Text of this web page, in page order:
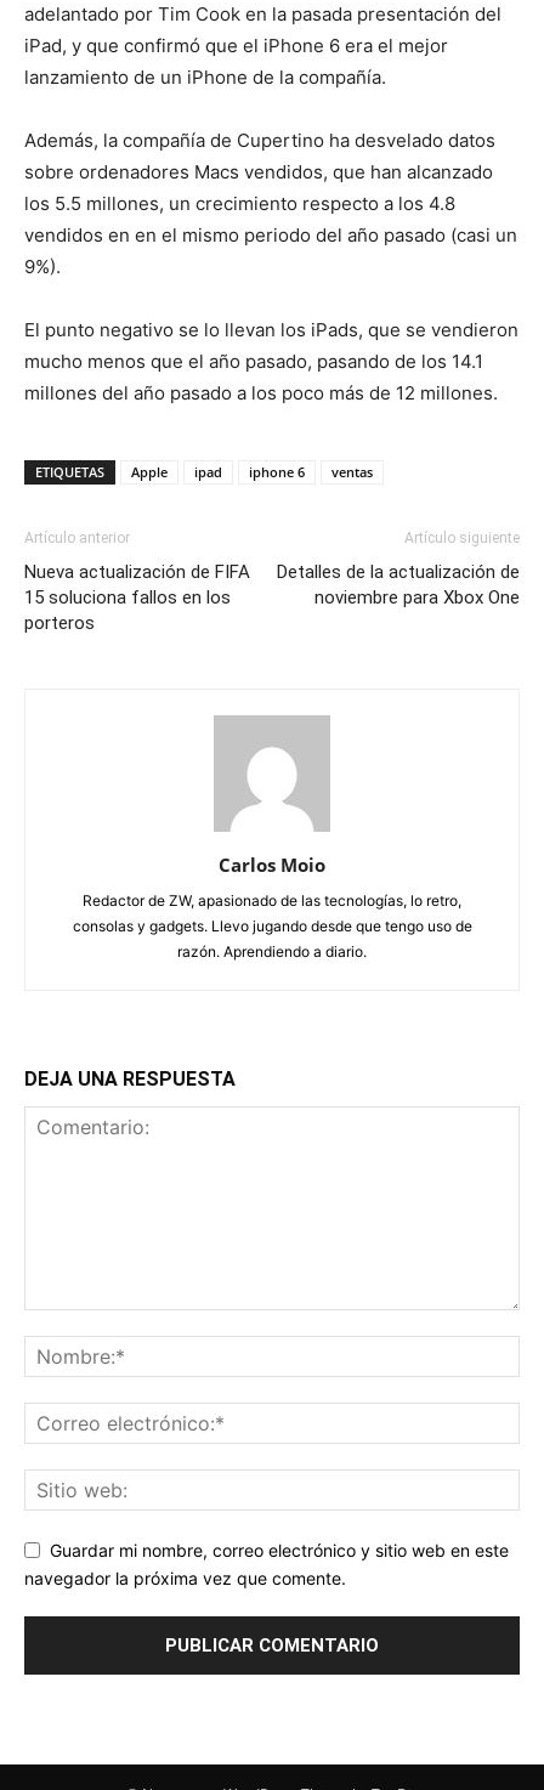
adelantado por Tim Cook en la pasada presentación del
iPad, y que confirmó que el iPhone 6 era el mejor
lanzamiento de un iPhone de la compañía.
Además, la compañía de Cupertino ha desvelado datos
sobre ordenadores Macs vendidos, que han alcanzado
los 5.5 millones, un crecimiento respecto a los 4.8
vendidos en en el mismo periodo del año pasado (casi un
9%).
El punto negativo se lo llevan los iPads, que se vendieron
mucho menos que el año pasado, pasando de los 14.1
millones del año pasado a los poco más de 12 millones.
ETIQUETAS Apple ipad iphone 6 ventas
Artículo anterior
Nueva actualización de FIFA
15 soluciona fallos en los
porteros
Artículo siguiente
Detalles de la actualización de
noviembre para Xbox One
Carlos Moio
Redactor de ZW, apasionado de las tecnologías, lo retro,
consolas y gadgets. Llevo jugando desde que tengo uso de
razón. Aprendiendo a diario.
DEJA UNA RESPUESTA
Guardar mi nombre, correo electrónico y sitio web en este
navegador la próxima vez que comente.